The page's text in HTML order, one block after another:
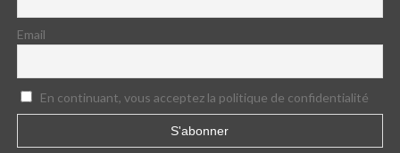
Email
En continuant, vous acceptez la politique de confidentialité